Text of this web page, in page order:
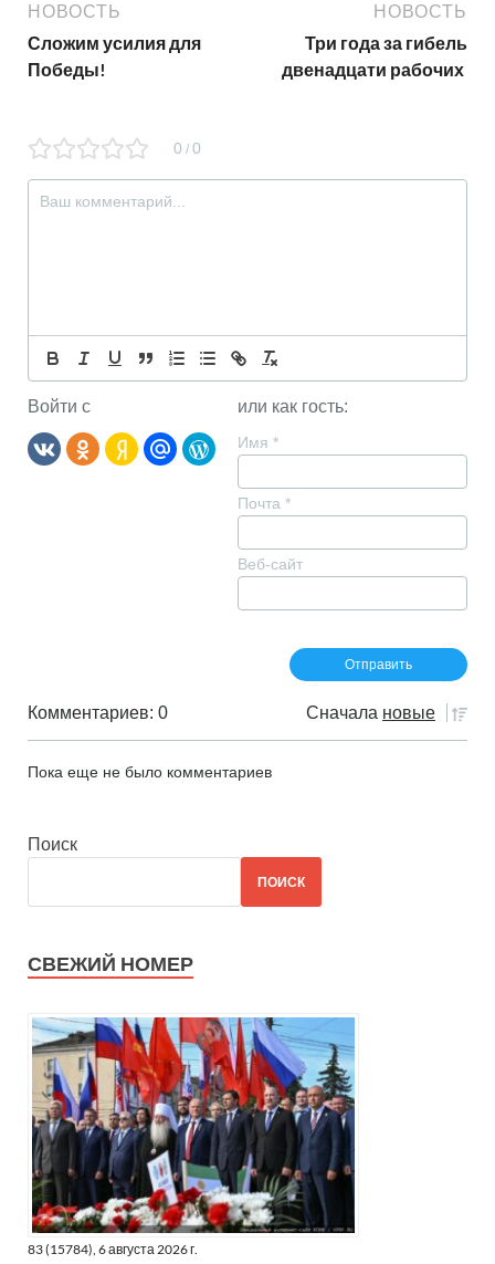
НОВОСТЬ
Сложим усилия для
Победы!
НОВОСТЬ
Три года за гибель
двенадцати рабочих
0 / 0
Войти с или как гость:
Имя *
Почта *
Веб-сайт
Комментариев: 0 Сначала новые
Пока еще не было комментариев
Поиск
ПОИСК
СВЕЖИЙ НОМЕР
83 (15784), 6 августа 2026 г.